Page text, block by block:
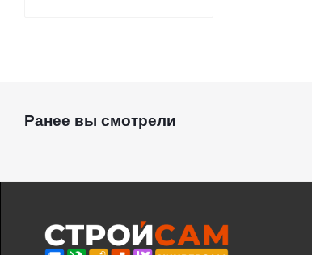
Ранее вы смотрели